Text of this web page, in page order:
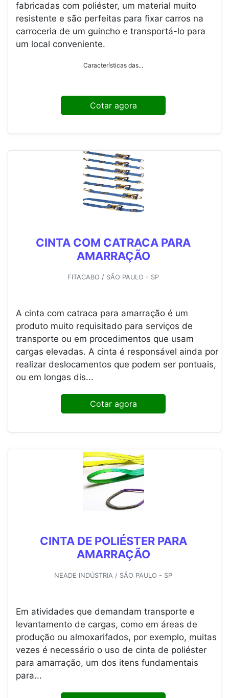
fabricadas com poliéster, um material muito
resistente e são perfeitas para fixar carros na
carroceria de um guincho e transportá-lo para
um local conveniente.
Características das...
Cotar agora
CINTA COM CATRACA PARA
AMARRAÇÃO
FITACABO / SÃO PAULO - SP
A cinta com catraca para amarração é um
produto muito requisitado para serviços de
transporte ou em procedimentos que usam
cargas elevadas. A cinta é responsável ainda por
realizar deslocamentos que podem ser pontuais,
ou em longas dis...
Cotar agora
CINTA DE POLIÉSTER PARA
AMARRAÇÃO
NEADE INDÚSTRIA / SÃO PAULO - SP
Em atividades que demandam transporte e
levantamento de cargas, como em áreas de
produção ou almoxarifados, por exemplo, muitas
vezes é necessário o uso de cinta de poliéster
para amarração, um dos itens fundamentais
para...